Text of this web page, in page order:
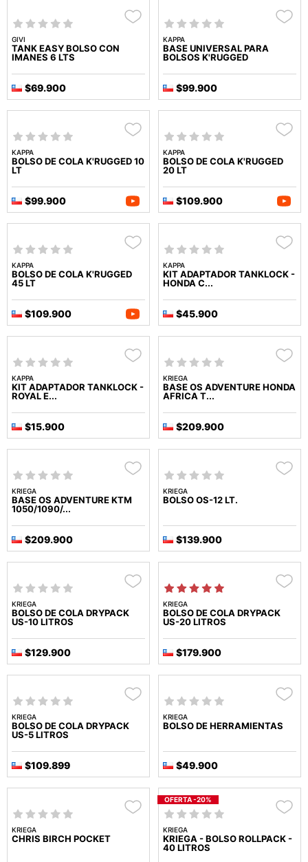
GIVI
TANK EASY BOLSO CON
IMANES 6 LTS
$69.900
KAPPA
BASE UNIVERSAL PARA
BOLSOS K'RUGGED
$99.900
KAPPA
BOLSO DE COLA K'RUGGED 10
LT
$99.900
KAPPA
BOLSO DE COLA K'RUGGED
20 LT
$109.900
KAPPA
BOLSO DE COLA K'RUGGED
45 LT
$109.900
KAPPA
KIT ADAPTADOR TANKLOCK -
HONDA C...
$45.900
KAPPA
KIT ADAPTADOR TANKLOCK -
ROYAL E...
$15.900
KRIEGA
BASE OS ADVENTURE HONDA
AFRICA T...
$209.900
KRIEGA
BASE OS ADVENTURE KTM
1050/1090/...
$209.900
KRIEGA
BOLSO OS-12 LT.
$139.900
KRIEGA
BOLSO DE COLA DRYPACK
US-10 LITROS
$129.900
KRIEGA
BOLSO DE COLA DRYPACK
US-20 LITROS
$179.900
KRIEGA
BOLSO DE COLA DRYPACK
US-5 LITROS
$109.899
KRIEGA
BOLSO DE HERRAMIENTAS
$49.900
KRIEGA
CHRIS BIRCH POCKET
OFERTA -20%
KRIEGA
KRIEGA - BOLSO ROLLPACK -
40 LITROS